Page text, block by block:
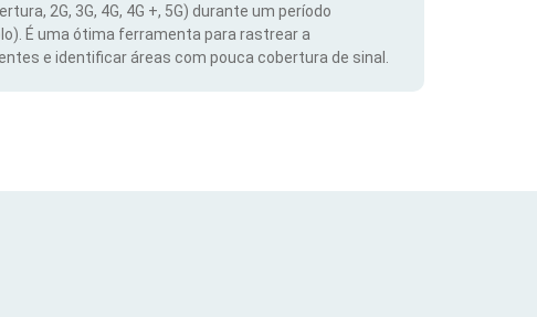
2G, 3G, 4G, 4G +, 5G) durante um período
É uma ótima ferramenta para rastrear a
e identificar áreas com pouca cobertura de sinal.